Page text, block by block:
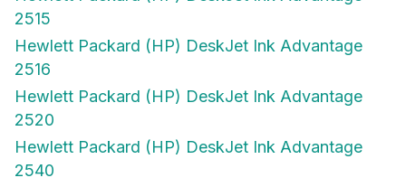
2515
Hewlett Packard (HP) DeskJet Ink Advantage
2516
Hewlett Packard (HP) DeskJet Ink Advantage
2520
Hewlett Packard (HP) DeskJet Ink Advantage
2540